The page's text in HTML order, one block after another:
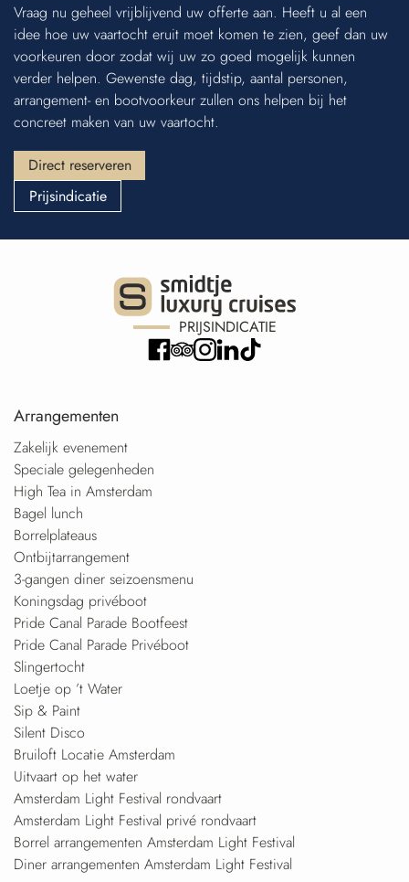
Vraag nu geheel vrijblijvend uw offerte aan. Heeft u al een
idee hoe uw vaartocht eruit moet komen te zien, geef dan uw
voorkeuren door zodat wij uw zo goed mogelijk kunnen
verder helpen. Gewenste dag, tijdstip, aantal personen,
arrangement- en bootvoorkeur zullen ons helpen bij het
concreet maken van uw vaartocht.
Direct reserveren
Prijsindicatie
PRIJSINDICATIE
Arrangementen
Zakelijk evenement
Speciale gelegenheden
High Tea in Amsterdam
Bagel lunch
Borrelplateaus
Ontbijtarrangement
3-gangen diner seizoensmenu
Koningsdag privéboot
Pride Canal Parade Bootfeest
Pride Canal Parade Privéboot
Slingertocht
Loetje op ’t Water
Sip & Paint
Silent Disco
Bruiloft Locatie Amsterdam
Uitvaart op het water
Amsterdam Light Festival rondvaart
Amsterdam Light Festival privé rondvaart
Borrel arrangementen Amsterdam Light Festival
Diner arrangementen Amsterdam Light Festival